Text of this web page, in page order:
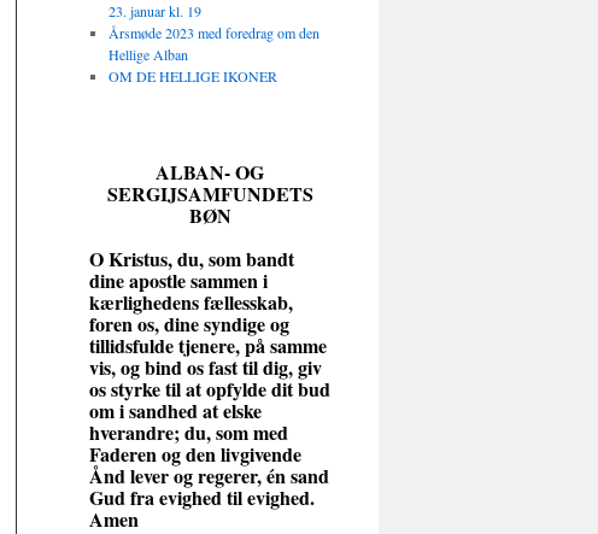
23. januar kl. 19
Årsmøde 2023 med foredrag om den
Hellige Alban
OM DE HELLIGE IKONER
ALBAN- OG
SERGIJSAMFUNDETS
BØN
OKristus, du, som bandt
dine apostle sammen i
kærlighedens fællesskab,
foren os, dine syndige og
tillidsfulde tjenere, på samme
vis, og bind os fast til dig, giv
os styrke til at opfylde dit bud
om i sandhed at elske
hverandre; du, som med
Faderen og den livgivende
Ånd lever og regerer, én sand
Gud fra evighed til evighed.
Amen